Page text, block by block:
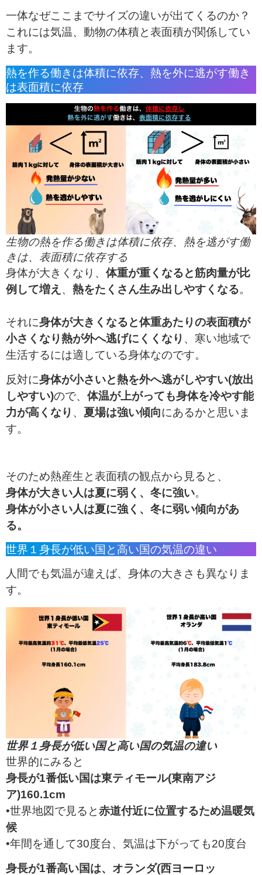
一体なぜここまでサイズの違いが出てくるのか？
これには気温、動物の体積と表面積が関係してい
ます。
熱を作る働きは体積に依存、熱を外に逃がす働き
は表面積に依存
生物の熱を作る働きは体積に依存、熱を逃がす働
きは、表面積に依存する
身体が大きくなり、 体重が重くなると筋肉量が比
例して増え 、 熱をたくさん生み出しやすくなる。
それに身体が大きくなると体重あたりの表面積が
小さくなり熱が外へ逃げにくくなり 、寒い地域で
生活するには適している身体なのです。
反対に身体が小さいと熱を外へ逃がしやすい(放出
しやすい)ので、 体温が上がっても身体を冷やす能
力が高くなり 、 夏場は強い傾向にあるかと思いま
す。
そのため熱産生と表面積の観点から見ると、
身体が大きい人は夏に弱く、冬に強い。
身体が小さい人は夏に強く、冬に弱い傾向があ
る。
世界１身長が低い国と高い国の気温の違い
人間でも気温が違えば、身体の大きさも異なりま
す。
世界１身長が低い国と高い国の気温の違い
世界的にみると
身長が1番低い国は東ティモール(東南アジ
ア)160.1cm
•世界地図で見ると赤道付近に位置するため温暖気
候
•年間を通して30度台、気温は下がっても20度台
身長が1番高い国は、オランダ(西ヨーロッ